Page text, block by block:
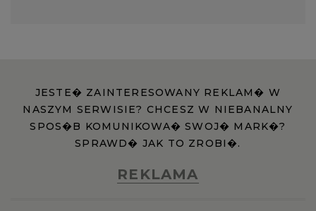
JESTE� ZAINTERESOWANY REKLAM� W
NASZYM SERWISIE? CHCESZ W NIEBANALNY
SPOS�B KOMUNIKOWA� SWOJ� MARK�?
SPRAWD� JAK TO ZROBI�.
REKLAMA